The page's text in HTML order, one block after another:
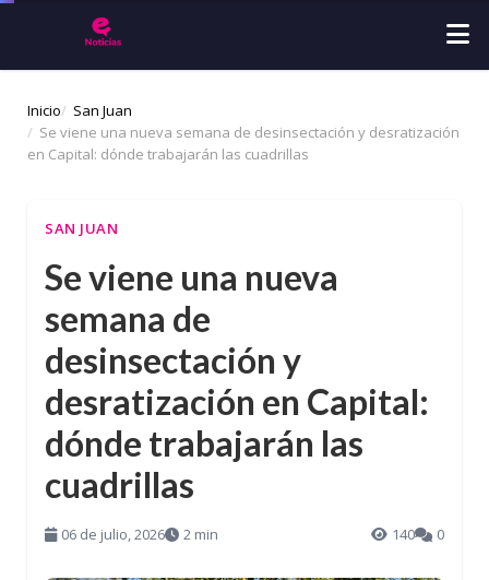
Inicio
San Juan
Se viene una nueva semana de desinsectación y desratización
en Capital: dónde trabajarán las cuadrillas
SAN JUAN
Se viene una nueva
semana de
desinsectación y
desratización en Capital:
dónde trabajarán las
cuadrillas
06 de julio, 2026 2 min 140 0